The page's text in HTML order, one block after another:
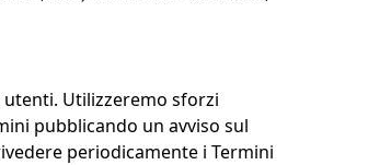
Utilizzeremo sforzi
pubblicando un avviso sul
periodicamente i Termini